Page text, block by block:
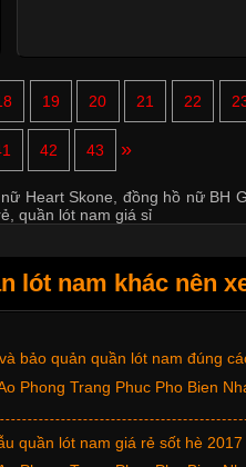
19 20 21 22
42 43 »
Heart Skone đồng hồ nữ BH
quần lót nam giá sỉ
lót nam khác nên
short quần lót nam nữ hè thu
quần lót nam bơi lội nam và nữ
thời trang trẻ và quần lót nam
bảo quản quần lót nam đúng
quần lót nam giá rẻ sốt hè 2017